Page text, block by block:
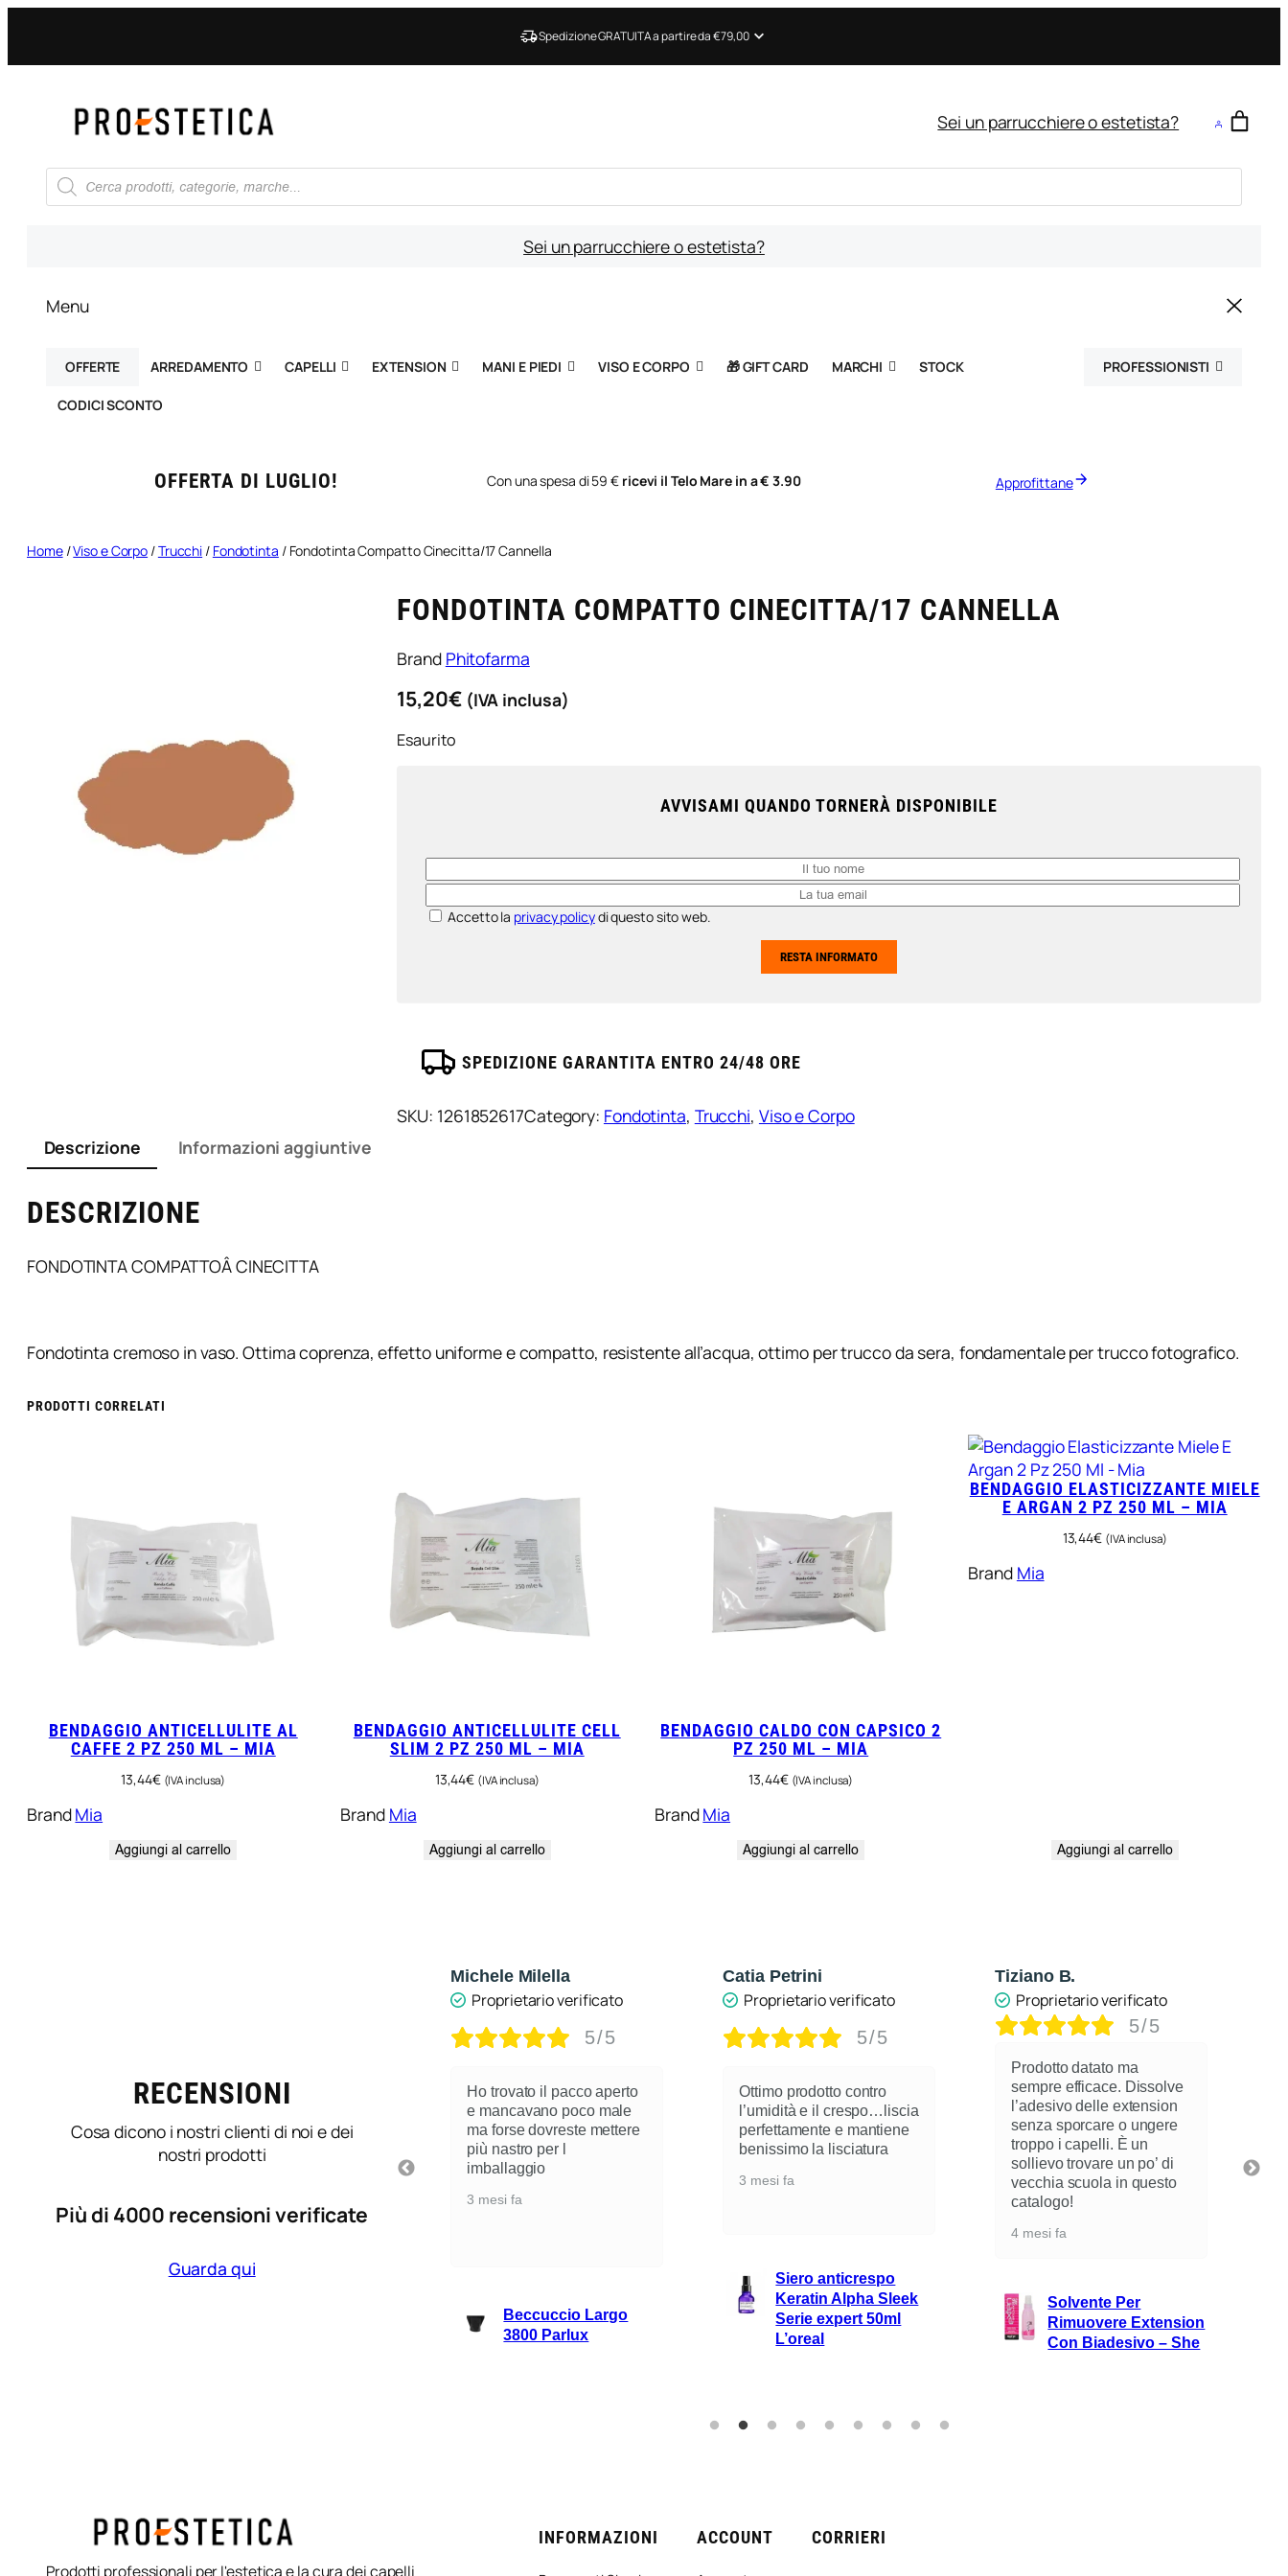
contenuto
Spedizione GRATUITA a partire da €79,00
Sei un parrucchiere o estetista?
Ricerca
prodotti
Sei un parrucchiere o estetista?
Menu
OFFERTE ARREDAMENTO CAPELLI EXTENSION MANI E PIEDI VISO E CORPO 🎁 GIFT CARD MARCHI STOCK PROFESSIONISTI
CODICI SCONTO
OFFERTA DI LUGLIO! Con una spesa di 59 € ricevi il Telo Mare in a € 3.90 Approfittane
Home/Viso e Corpo /Trucchi / Fondotinta / Fondotinta Compatto Cinecitta/17 Cannella
FONDOTINTA COMPATTO CINECITTA/17 CANNELLA
Brand Phitofarma
15,20€ (IVA inclusa)
Esaurito
AVVISAMI QUANDO TORNERÀ DISPONIBILE
Accetto la privacy policydi questo sito web.
SPEDIZIONE GARANTITA ENTRO 24/48 ORE
SKU: 1261852617Category: Fondotinta, Trucchi, Viso e Corpo
Descrizione
Informazioni aggiuntive
DESCRIZIONE
FONDOTINTA COMPATTOÂ CINECITTA
Fondotinta cremoso in vaso. Ottima coprenza, effetto uniforme e compatto, resistente all’acqua, ottimo per trucco da sera, fondamentale per trucco fotografico.
PRODOTTI CORRELATI
BENDAGGIO ANTICELLULITE AL
CAFFE 2 PZ 250 ML – MIA
13,44€ (IVA inclusa)
BrandMia
Aggiungi al carrello
BENDAGGIO ANTICELLULITE CELL
SLIM 2 PZ 250 ML – MIA
13,44€ (IVA inclusa)
Brand Mia
Aggiungi al carrello
BENDAGGIO CALDO CON CAPSICO 2
PZ 250 ML – MIA
13,44€ (IVA inclusa)
BrandMia
Aggiungi al carrello
BENDAGGIO ELASTICIZZANTE MIELE
E ARGAN 2 PZ 250 ML – MIA
13,44€ (IVA inclusa)
Brand Mia
Aggiungi al carrello
RECENSIONI
Cosa dicono i nostri clienti di noi e dei
nostri prodotti
Più di 4000 recensioni verificate
Guarda qui
per il
Prima volta che uso
questo prodotto
parrucchiere e mi sono
trovata molto bene, lascia i
3 mesi fa
Shampoo ricarica per
Michele Milella
Proprietario verificato
5/5
Ho trovato il pacco aperto
e mancavano poco male
ma forse dovreste mettere
più nastro per l
imballaggio
3 mesi fa
Beccuccio Largo
3800 Parlux
Catia Petrini
Proprietario verificato
5/5
Ottimo prodotto contro
l’umidità e il crespo…liscia
perfettamente e mantiene
benissimo la lisciatura
3 mesi fa
Siero anticrespo
Keratin Alpha Sleek
Serie expert 50ml
L’oreal
Tiziano B.
Proprietario verificato
5/5
Prodotto datato ma
sempre efficace. Dissolve
l’adesivo delle extension
senza sporcare o ungere
troppo i capelli. È un
sollievo trovare un po’ di
vecchia scuola in questo
catalogo!
4 mesi fa
Solvente Per
Rimuovere Extension
Con Biadesivo – She
Prodotti professionali per l'estetica e la cura dei capelli
INFORMAZIONI ACCOUNT CORRIERI